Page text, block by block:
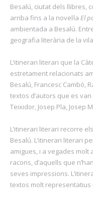
Besalú, ciutat dels llibres,
arriba fins a la novel·la El
ambientada a Besalú.
geografia literària de la
L’itinerari literari que la
estretament relacionats
Besalú, Francesc Cambó,
textos d’autors que es
Teixidor, Josep Pla, Josep
L’itinerari literari recorre
Besalú. L’itinerari literari
amigues, i a vegades molt
racons, d’aquells que
seves impressions.
textos molt representatius